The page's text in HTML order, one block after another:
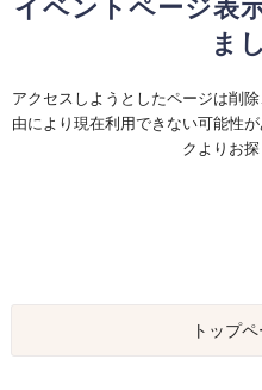
イベントページ表
ま
アクセスしようとしたページは削
由により現在利用できない可能性
クよりお探
トップ